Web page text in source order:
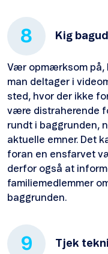
8 Kig bagud
Vær opmærksom på,
man deltager i
sted, hvor der ikke
være distraherende
rundt i baggrunden,
aktuelle emner. Det
foran en ensfarvet
derfor også at
familiemedlemmer
baggrunden.
9 Tjek